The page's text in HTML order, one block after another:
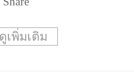
ดูเพิ่มเติม